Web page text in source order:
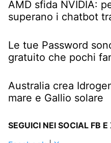
AMD sfida NVIDIA:
superano i chatbot
Le tue Password
gratuito che pochi
Australia crea
mare e Gallio solare
SEGUICI NEI SOCIAL FB E